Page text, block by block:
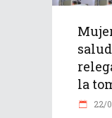
la
22/